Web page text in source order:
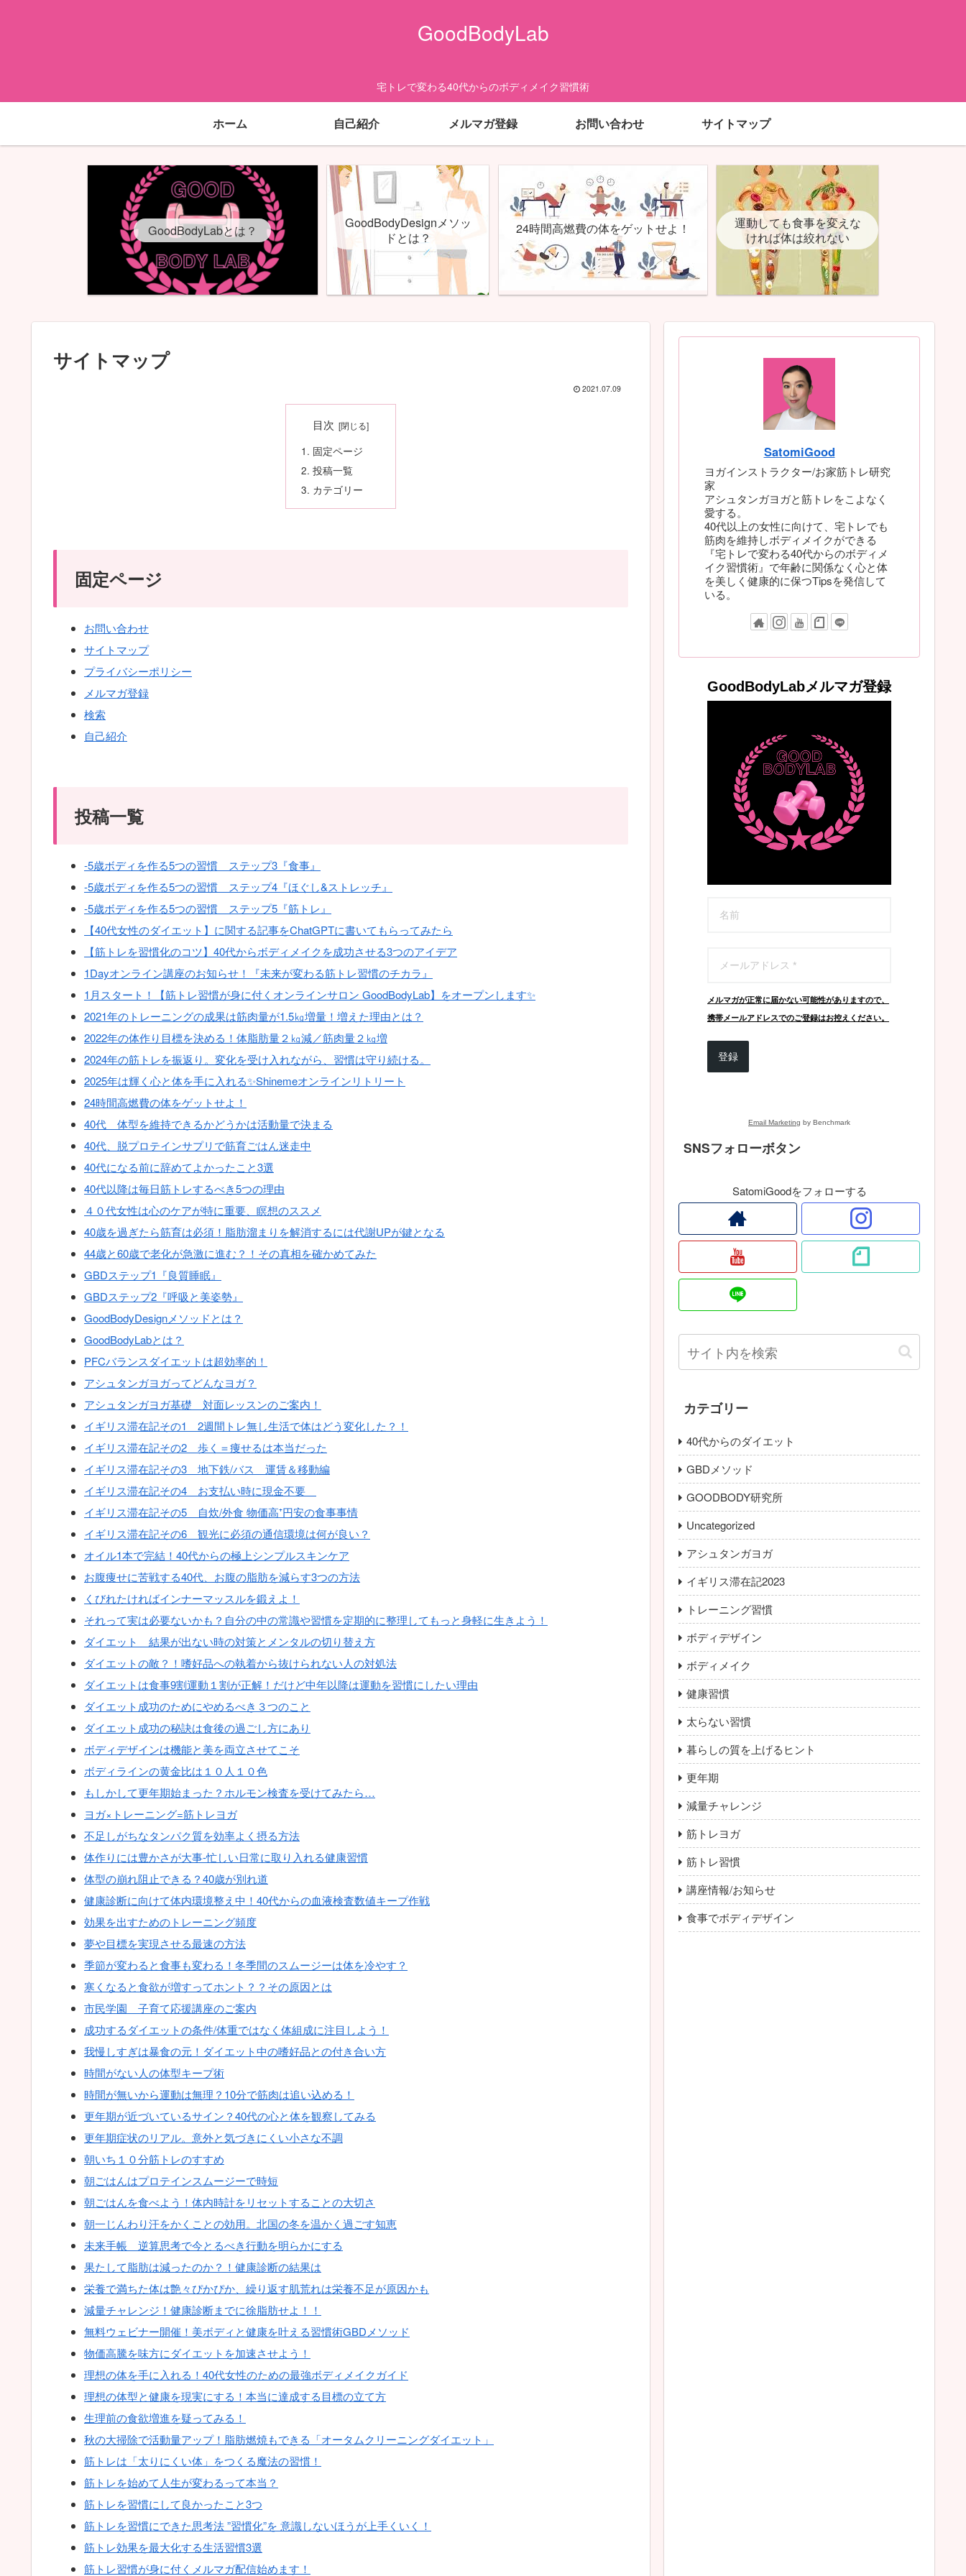
GoodBodyLab
宅トレで変わる40代からのボディメイク習慣術
ホーム 自己紹介 メルマガ登録 お問い合わせ サイトマップ
GoodBodyLabとは？
GoodBodyDesignメソッ
ドとは？
24時間高燃費の体をゲットせよ！
運動しても食事を変えな
ければ体は絞れない
サイトマップ
2021.07.09
目次
固定ページ
投稿一覧
カテゴリー
固定ページ
お問い合わせ
サイトマップ
プライバシーポリシー
メルマガ登録
検索
自己紹介
投稿一覧
-5歳ボディを作る5つの習慣 ステップ3『食事』
-5歳ボディを作る5つの習慣 ステップ4『ほぐし&ストレッチ』
-5歳ボディを作る5つの習慣 ステップ5『筋トレ』
【40代女性のダイエット】に関する記事をChatGPTに書いてもらってみたら
【筋トレを習慣化のコツ】40代からボディメイクを成功させる3つのアイデア
1Dayオンライン講座のお知らせ！『未来が変わる筋トレ習慣のチカラ』
1月スタート！【筋トレ習慣が身に付くオンラインサロン GoodBodyLab】をオープンします✨
2021年のトレーニングの成果は筋肉量が1.5㎏増量！増えた理由とは？
2022年の体作り目標を決める！体脂肪量２㎏減／筋肉量２㎏増
2024年の筋トレを振返り。変化を受け入れながら、習慣は守り続ける。
2025年は輝く心と体を手に入れる✨Shinemeオンラインリトリート
24時間高燃費の体をゲットせよ！
40代 体型を維持できるかどうかは活動量で決まる
40代、脱プロテインサプリで筋育ごはん迷走中
40代になる前に辞めてよかったこと3選
40代以降は毎日筋トレするべき5つの理由
４０代女性は心のケアが特に重要、瞑想のススメ
40歳を過ぎたら筋育は必須！脂肪溜まりを解消するには代謝UPが鍵となる
44歳と60歳で老化が急激に進む？！その真相を確かめてみた
GBDステップ1『良質睡眠』
GBDステップ2『呼吸と美姿勢』
GoodBodyDesignメソッドとは？
GoodBodyLabとは？
PFCバランスダイエットは超効率的！
アシュタンガヨガってどんなヨガ？
アシュタンガヨガ基礎 対面レッスンのご案内！
イギリス滞在記その1 2週間トレ無し生活で体はどう変化した？！
イギリス滞在記その2 歩く＝痩せるは本当だった
イギリス滞在記その3 地下鉄/バス 運賃＆移動編
イギリス滞在記その4 お支払い時に現金不要
イギリス滞在記その5 自炊/外食 物価高⁺円安の食事事情
イギリス滞在記その6 観光に必須の通信環境は何が良い？
オイル1本で完結！40代からの極上シンプルスキンケア
お腹痩せに苦戦する40代、お腹の脂肪を減らす3つの方法
くびれたければインナーマッスルを鍛えよ！
それって実は必要ないかも？自分の中の常識や習慣を定期的に整理してもっと身軽に生きよう！
ダイエット 結果が出ない時の対策とメンタルの切り替え方
ダイエットの敵？！嗜好品への執着から抜けられない人の対処法
ダイエットは食事9割運動１割が正解！だけど中年以降は運動を習慣にしたい理由
ダイエット成功のためにやめるべき３つのこと
ダイエット成功の秘訣は食後の過ごし方にあり
ボディデザインは機能と美を両立させてこそ
ボディラインの黄金比は１０人１０色
もしかして更年期始まった？ホルモン検査を受けてみたら…
ヨガ×トレーニング=筋トレヨガ
不足しがちなタンパク質を効率よく摂る方法
体作りには豊かさが大事-忙しい日常に取り入れる健康習慣
体型の崩れ阻止できる？40歳が別れ道
健康診断に向けて体内環境整え中！40代からの血液検査数値キープ作戦
効果を出すためのトレーニング頻度
夢や目標を実現させる最速の方法
季節が変わると食事も変わる！冬季間のスムージーは体を冷やす？
寒くなると食欲が増すってホント？？その原因とは
市民学園 子育て応援講座のご案内
成功するダイエットの条件/体重ではなく体組成に注目しよう！
我慢しすぎは暴食の元！ダイエット中の嗜好品との付き合い方
時間がない人の体型キープ術
時間が無いから運動は無理？10分で筋肉は追い込める！
更年期が近づいているサイン？40代の心と体を観察してみる
更年期症状のリアル。意外と気づきにくい小さな不調
朝いち１０分筋トレのすすめ
朝ごはんはプロテインスムージーで時短
朝ごはんを食べよう！体内時計をリセットすることの大切さ
朝一じんわり汗をかくことの効用。北国の冬を温かく過ごす知恵
未来手帳 逆算思考で今とるべき行動を明らかにする
果たして脂肪は減ったのか？！健康診断の結果は
栄養で満ちた体は艶々ぴかぴか、繰り返す肌荒れは栄養不足が原因かも
減量チャレンジ！健康診断までに徐脂肪せよ！！
無料ウェビナー開催！美ボディと健康を叶える習慣術GBDメソッド
物価高騰を味方にダイエットを加速させよう！
理想の体を手に入れる！40代女性のための最強ボディメイクガイド
理想の体型と健康を現実にする！本当に達成する目標の立て方
生理前の食欲増進を疑ってみる！
秋の大掃除で活動量アップ！脂肪燃焼もできる「オータムクリーニングダイエット」
筋トレは「太りにくい体」をつくる魔法の習慣！
筋トレを始めて人生が変わるって本当？
筋トレを習慣にして良かったこと3つ
筋トレを習慣にできた思考法 ”習慣化”を 意識しないほうが上手くいく！
筋トレ効果を最大化する生活習慣3選
筋トレ習慣が身に付くメルマガ配信始めます！
SatomiGood
ヨガインストラクター/お家筋トレ研究
家
アシュタンガヨガと筋トレをこよなく
愛する。
40代以上の女性に向けて、宅トレでも
筋肉を維持しボディメイクができる
『宅トレで変わる40代からのボディメ
イク習慣術』で年齢に関係なく心と体
を美しく健康的に保つTipsを発信して
いる。
GoodBodyLabメルマガ登録
メルマガが正常に届かない可能性がありますので、
携帯メールアドレスでのご登録はお控えください。
登録
Email Marketing by Benchmark
SNSフォローボタン
SatomiGoodをフォローする
カテゴリー
40代からのダイエット
GBDメソッド
GOODBODY研究所
Uncategorized
アシュタンガヨガ
イギリス滞在記2023
トレーニング習慣
ボディデザイン
ボディメイク
健康習慣
太らない習慣
暮らしの質を上げるヒント
更年期
減量チャレンジ
筋トレヨガ
筋トレ習慣
講座情報/お知らせ
食事でボディデザイン